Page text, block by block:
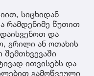
სიცხიდან
რამდენიმე წუთით
და
გრილი ან ოთახის
ითვისებს და
გამოწვეული